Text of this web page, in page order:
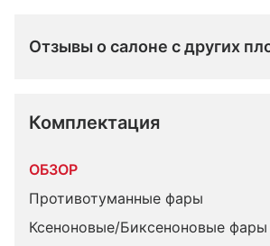
Отзывы о салоне с других
Комплектация
ОБЗОР
Противотуманные фары
Ксеноновые/Биксеноновые фары